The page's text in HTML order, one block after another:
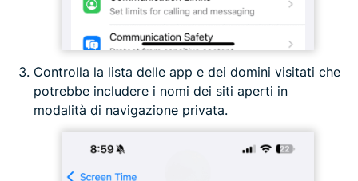
Controlla la lista delle app e dei domini visitati che
potrebbe includere i nomi dei siti aperti in
modalità di navigazione privata.